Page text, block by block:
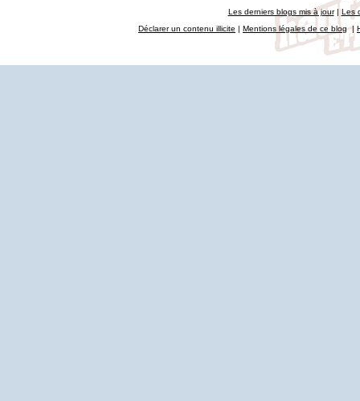
Les derniers blogs mis à jour|Les
Déclarer un contenu illicite | Mentions légales de ce blog|